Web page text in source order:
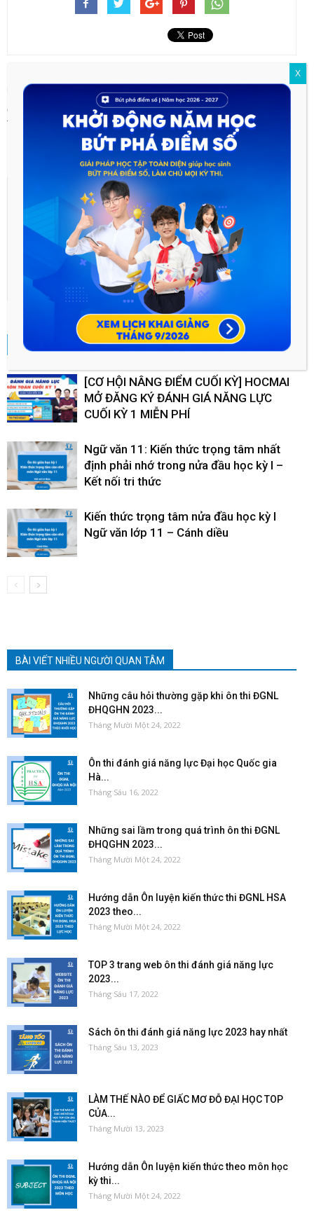
Previous article
600+ Câu hỏi trắc nghiệm
TỔNG ÔN lý thuyết HÓA HỌC
Next article
TRỌN BỘ Quy tắc đánh dấu
trọng âm Tiếng Anh các sỹ tử
không thể bỏ qua!
acq.hocmai
RELATED ARTICLES MORE FROM AUTHOR
[CƠ HỘI NÂNG ĐIỂM CUỐI KỲ] HOCMAI
MỞ ĐĂNG KÝ ĐÁNH GIÁ NĂNG LỰC
CUỐI KỲ 1 MIỄN PHÍ
Ngữ văn 11: Kiến thức trọng tâm nhất
định phải nhớ trong nửa đầu học kỳ I –
Kết nối tri thức
Kiến thức trọng tâm nửa đầu học kỳ I
Ngữ văn lớp 11 – Cánh diều
BÀI VIẾT NHIỀU NGƯỜI QUAN TÂM
Những câu hỏi thường gặp khi ôn thi ĐGNL
ĐHQGHN 2023...
Tháng Mười Một 24, 2022
Ôn thi đánh giá năng lực Đại học Quốc gia
Hà...
Tháng Sáu 16, 2022
Những sai lầm trong quá trình ôn thi ĐGNL
ĐHQGHN 2023...
Tháng Mười Một 24, 2022
Hướng dẫn Ôn luyện kiến thức thi ĐGNL HSA
2023 theo...
Tháng Mười Một 24, 2022
TOP 3 trang web ôn thi đánh giá năng lực
2023...
Tháng Sáu 17, 2022
Sách ôn thi đánh giá năng lực 2023 hay nhất
Tháng Sáu 13, 2023
LÀM THẾ NÀO ĐỂ GIẤC MƠ ĐỖ ĐẠI HỌC TOP
CỦA...
Tháng Mười 13, 2023
Hướng dẫn Ôn luyện kiến thức theo môn học
kỳ thi...
Tháng Mười Một 24, 2022
X